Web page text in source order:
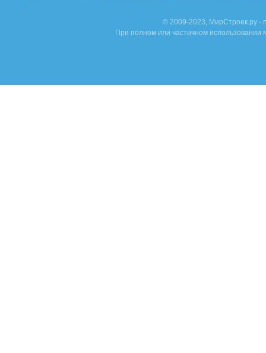
© 2009-2023, МирСтроек.ру -
При полном или частичном использовании